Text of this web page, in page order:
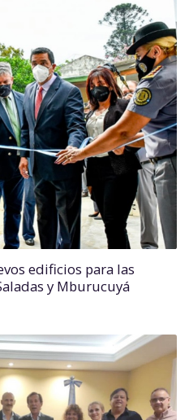
edificios para las
y Mburucuyá